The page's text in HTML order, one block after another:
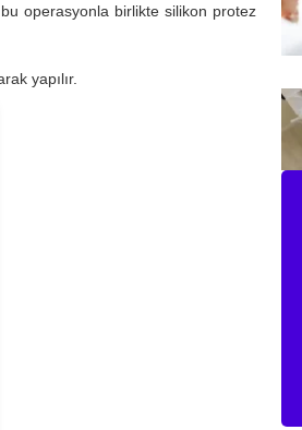
operasyonla birlikte silikon protez
yapılır.